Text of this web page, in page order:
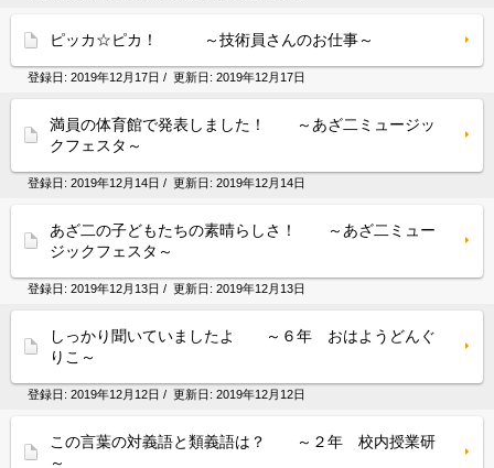
ピッカ☆ピカ！ ～技術員さんのお仕事～
登録日: 2019年12月17日 / 更新日: 2019年12月17日
満員の体育館で発表しました！ ～あざ二ミュージッ
クフェスタ～
登録日: 2019年12月14日 / 更新日: 2019年12月14日
あざ二の子どもたちの素晴らしさ！ ～あざ二ミュー
ジックフェスタ～
登録日: 2019年12月13日 / 更新日: 2019年12月13日
しっかり聞いていましたよ ～６年 おはようどんぐ
りこ～
登録日: 2019年12月12日 / 更新日: 2019年12月12日
この言葉の対義語と類義語は？ ～２年 校内授業研
～